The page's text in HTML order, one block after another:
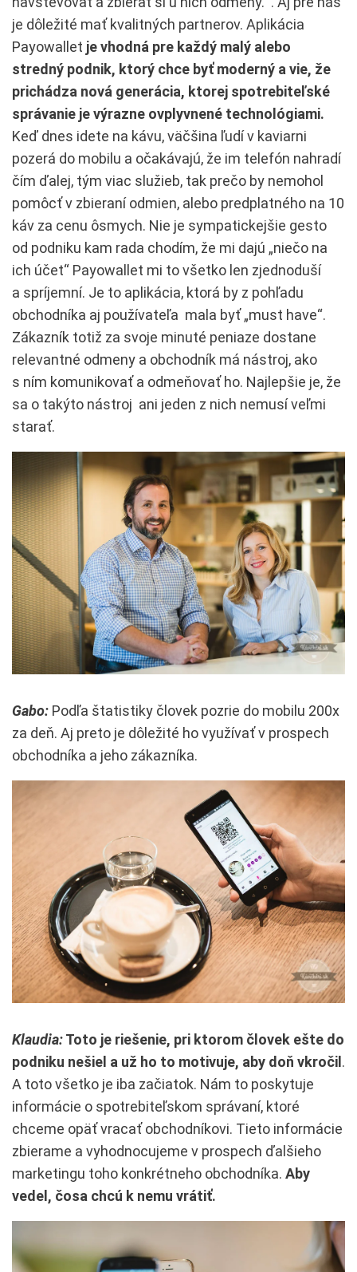
je dôležité mať kvalitných partnerov. Aplikácia
Payowallet je vhodná pre každý malý alebo
stredný podnik, ktorý chce byť moderný a vie, že
prichádza nová generácia, ktorej spotrebiteľské
správanie je výrazne ovplyvnené technológiami.
Keď dnes idete na kávu, väčšina ľudí v kaviarni
pozerá do mobilu a očakávajú, že im telefón nahradí
čím ďalej, tým viac služieb, tak prečo by nemohol
pomôcť v zbieraní odmien, alebo predplatného na 10
káv za cenu ôsmych. Nie je sympatickejšie gesto
od podniku kam rada chodím, že mi dajú „niečo na
ich účet“ Payowallet mi to všetko len zjednoduší
a spríjemní. Je to aplikácia, ktorá by z pohľadu
obchodníka aj používateľa mala byť „must have“.
Zákazník totiž za svoje minuté peniaze dostane
relevantné odmeny a obchodník má nástroj, ako
s ním komunikovať a odmeňovať ho. Najlepšie je, že
sa o takýto nástroj ani jeden z nich nemusí veľmi
starať.
Gabo: Podľa štatistiky človek pozrie do mobilu 200x
za deň. Aj preto je dôležité ho využívať v prospech
obchodníka a jeho zákazníka.
Klaudia:Toto je riešenie, pri ktorom človek ešte do
podniku nešiel a už ho to motivuje, aby doň vkročil.
A toto všetko je iba začiatok. Nám to poskytuje
informácie o spotrebiteľskom správaní, ktoré
chceme opäť vracať obchodníkovi. Tieto informácie
zbierame a vyhodnocujeme v prospech ďalšieho
marketingu toho konkrétneho obchodníka. Aby
vedel, čosa chcú k nemu vrátiť.